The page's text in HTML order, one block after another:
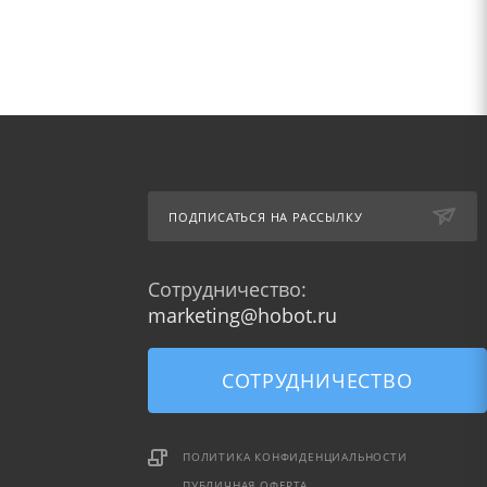
ПОДПИСАТЬСЯ НА РАССЫЛКУ
Сотрудничество:
marketing@hobot.ru
СОТРУДНИЧЕСТВО
ПОЛИТИКА КОНФИДЕНЦИАЛЬНОСТИ